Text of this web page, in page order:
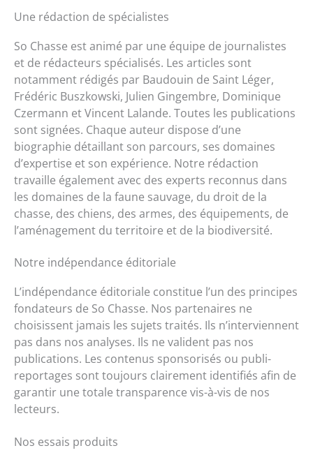
Une rédaction de spécialistes
So Chasse est animé par une équipe de journalistes
et de rédacteurs spécialisés. Les articles sont
notamment rédigés par Baudouin de Saint Léger,
Frédéric Buszkowski, Julien Gingembre, Dominique
Czermann et Vincent Lalande. Toutes les publications
sont signées. Chaque auteur dispose d’une
biographie détaillant son parcours, ses domaines
d’expertise et son expérience. Notre rédaction
travaille également avec des experts reconnus dans
les domaines de la faune sauvage, du droit de la
chasse, des chiens, des armes, des équipements, de
l’aménagement du territoire et de la biodiversité.
Notre indépendance éditoriale
L’indépendance éditoriale constitue l’un des principes
fondateurs de So Chasse. Nos partenaires ne
choisissent jamais les sujets traités. Ils n’interviennent
pas dans nos analyses. Ils ne valident pas nos
publications. Les contenus sponsorisés ou publi-
reportages sont toujours clairement identifiés afin de
garantir une totale transparence vis-à-vis de nos
lecteurs.
Nos essais produits